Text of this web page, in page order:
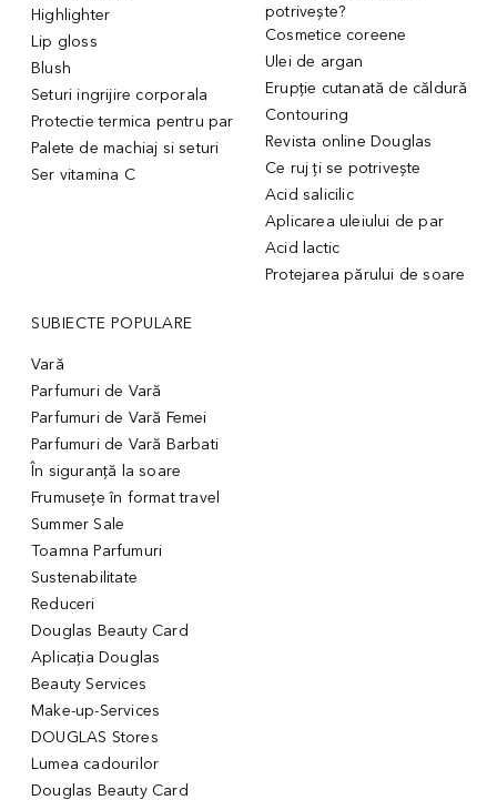
Highlighter
Lip gloss
Blush
Seturi ingrijire corporala
Protectie termica pentru par
Palete de machiaj si seturi
Ser vitamina C
potrivește?
Cosmetice coreene
Ulei de argan
Erupție cutanată de căldură
Contouring
Revista online Douglas
Ce ruj ți se potrivește
Acid salicilic
Aplicarea uleiului de par
Acid lactic
Protejarea părului de soare
SUBIECTE POPULARE
Vară
Parfumuri de Vară
Parfumuri de Vară Femei
Parfumuri de Vară Barbati
În siguranță la soare
Frumusețe în format travel
Summer Sale
Toamna Parfumuri
Sustenabilitate
Reduceri
Douglas Beauty Card
Aplicația Douglas
Beauty Services
Make-up-Services
DOUGLAS Stores
Lumea cadourilor
Douglas Beauty Card